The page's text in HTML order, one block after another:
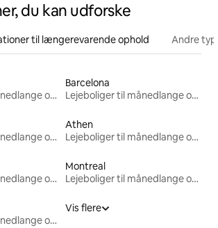
du kan udforske
til længerevarende ophold Andre
Lejeboliger til månedlange ophold
Barcelona
Lejeboliger til månedlange ophold
Lejeboliger til månedlange ophold
Athen
Lejeboliger til månedlange ophold
Lejeboliger til månedlange ophold
Montreal
Lejeboliger til månedlange ophold
Lejeboliger til månedlange ophold
Vis flere